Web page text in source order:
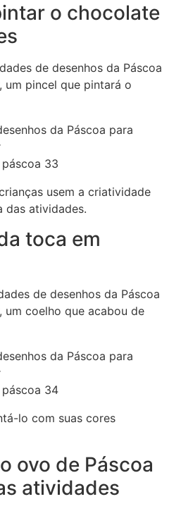
o chocolate
de desenhos da Páscoa
um pincel que pintará o
33
usem a criatividade
das atividades.
toca em
de desenhos da Páscoa
um coelho que acabou de
páscoa 34
lo com suas cores
ovo de Páscoa
atividades